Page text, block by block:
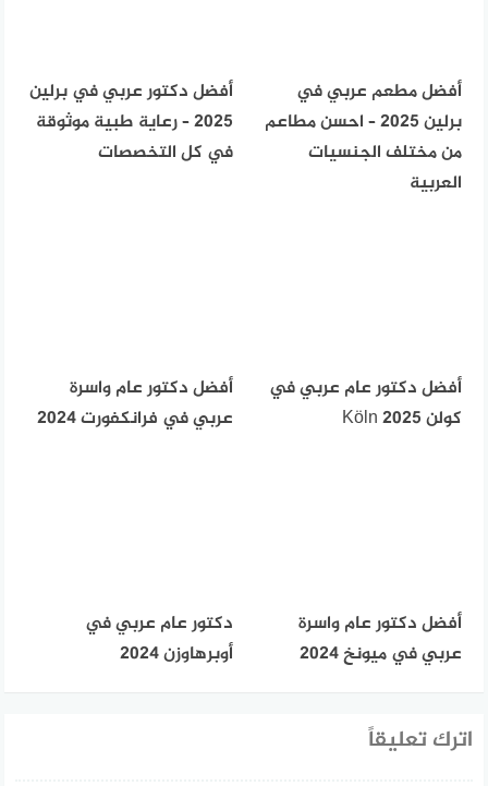
أفضل مطعم عربي في
برلين 2025 – احسن مطاعم
من مختلف الجنسيات
العربية
أفضل دكتور عربي في برلين
2025 – رعاية طبية موثوقة
في كل التخصصات
أفضل دكتور عام عربي في
كولن Köln 2025
أفضل دكتور عام واسرة
عربي في فرانكفورت 2024
أفضل دكتور عام واسرة
عربي في ميونخ 2024
دكتور عام عربي في
أوبرهاوزن 2024
اترك تعليقاً